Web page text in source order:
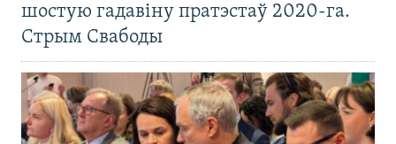
шостую гадавіну пратэстаў 2020-га.
Стрым Свабоды